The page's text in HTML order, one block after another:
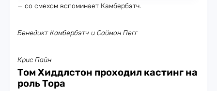
— со смехом вспоминает Камбербэтч.
Бенедикт Камбербэтч и Саймон Пегг
Крис Пайн
Том Хиддлстон проходил кастинг на
роль Тора